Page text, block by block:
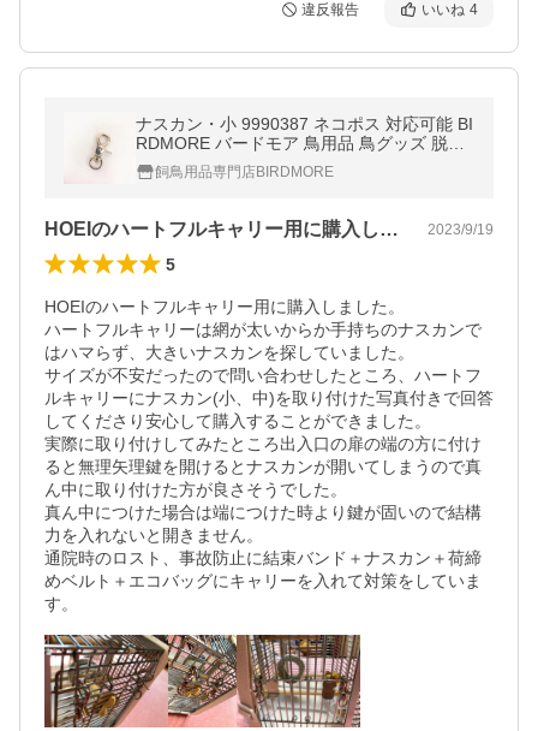
違反報告 いいね 4
ナスカン・小 9990387 ネコポス 対応可能 BI
RDMORE バードモア 鳥用品 鳥グッズ 脱走
防止 ロック 鳥 とり
飼鳥用品専門店BIRDMORE
HOEIのハートフルキャリー用に購入し… 2023/9/19
5
HOEIのハートフルキャリー用に購入しました。
ハートフルキャリーは網が太いからか手持ちのナスカンで
はハマらず、大きいナスカンを探していました。
サイズが不安だったので問い合わせしたところ、ハートフ
ルキャリーにナスカン(小、中)を取り付けた写真付きで回答
してくださり安心して購入することができました。
実際に取り付けしてみたところ出入口の扉の端の方に付け
ると無理矢理鍵を開けるとナスカンが開いてしまうので真
ん中に取り付けた方が良さそうでした。
真ん中につけた場合は端につけた時より鍵が固いので結構
力を入れないと開きません。
通院時のロスト、事故防止に結束バンド＋ナスカン＋荷締
めベルト＋エコバッグにキャリーを入れて対策をしていま
す。